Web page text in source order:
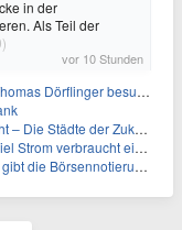
in der
Als Teil der
vor 10 Stunden
im Kammerbezirk Freiburg
der Zukunft sind grün-blau
ein Aufzug im Gebäude
der Frankfurter Wertpapierbörse bekannt